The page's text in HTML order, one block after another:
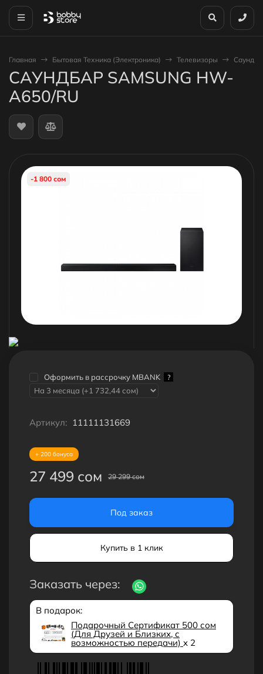
Главная Бытовая Техника (Электроника) Телевизоры
САУНДБАР SAMSUNG HW-
A650/RU
-1 800 сом
Оформить в рассрочку MBANK ?
Артикул: 11111131669
+ 200 бонуса
27 499 сом 29 299 сом
Под заказ
Купить в 1 клик
Заказать через:
В подарок:
Подарочный Сертификат 500 сом
(Для Друзей и Близких, с
возможностью передачи) x 2